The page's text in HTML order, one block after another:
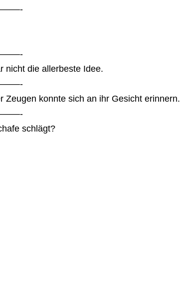
nicht die allerbeste Idee.
Zeugen konnte sich an ihr Gesicht erinnern.
schlägt?